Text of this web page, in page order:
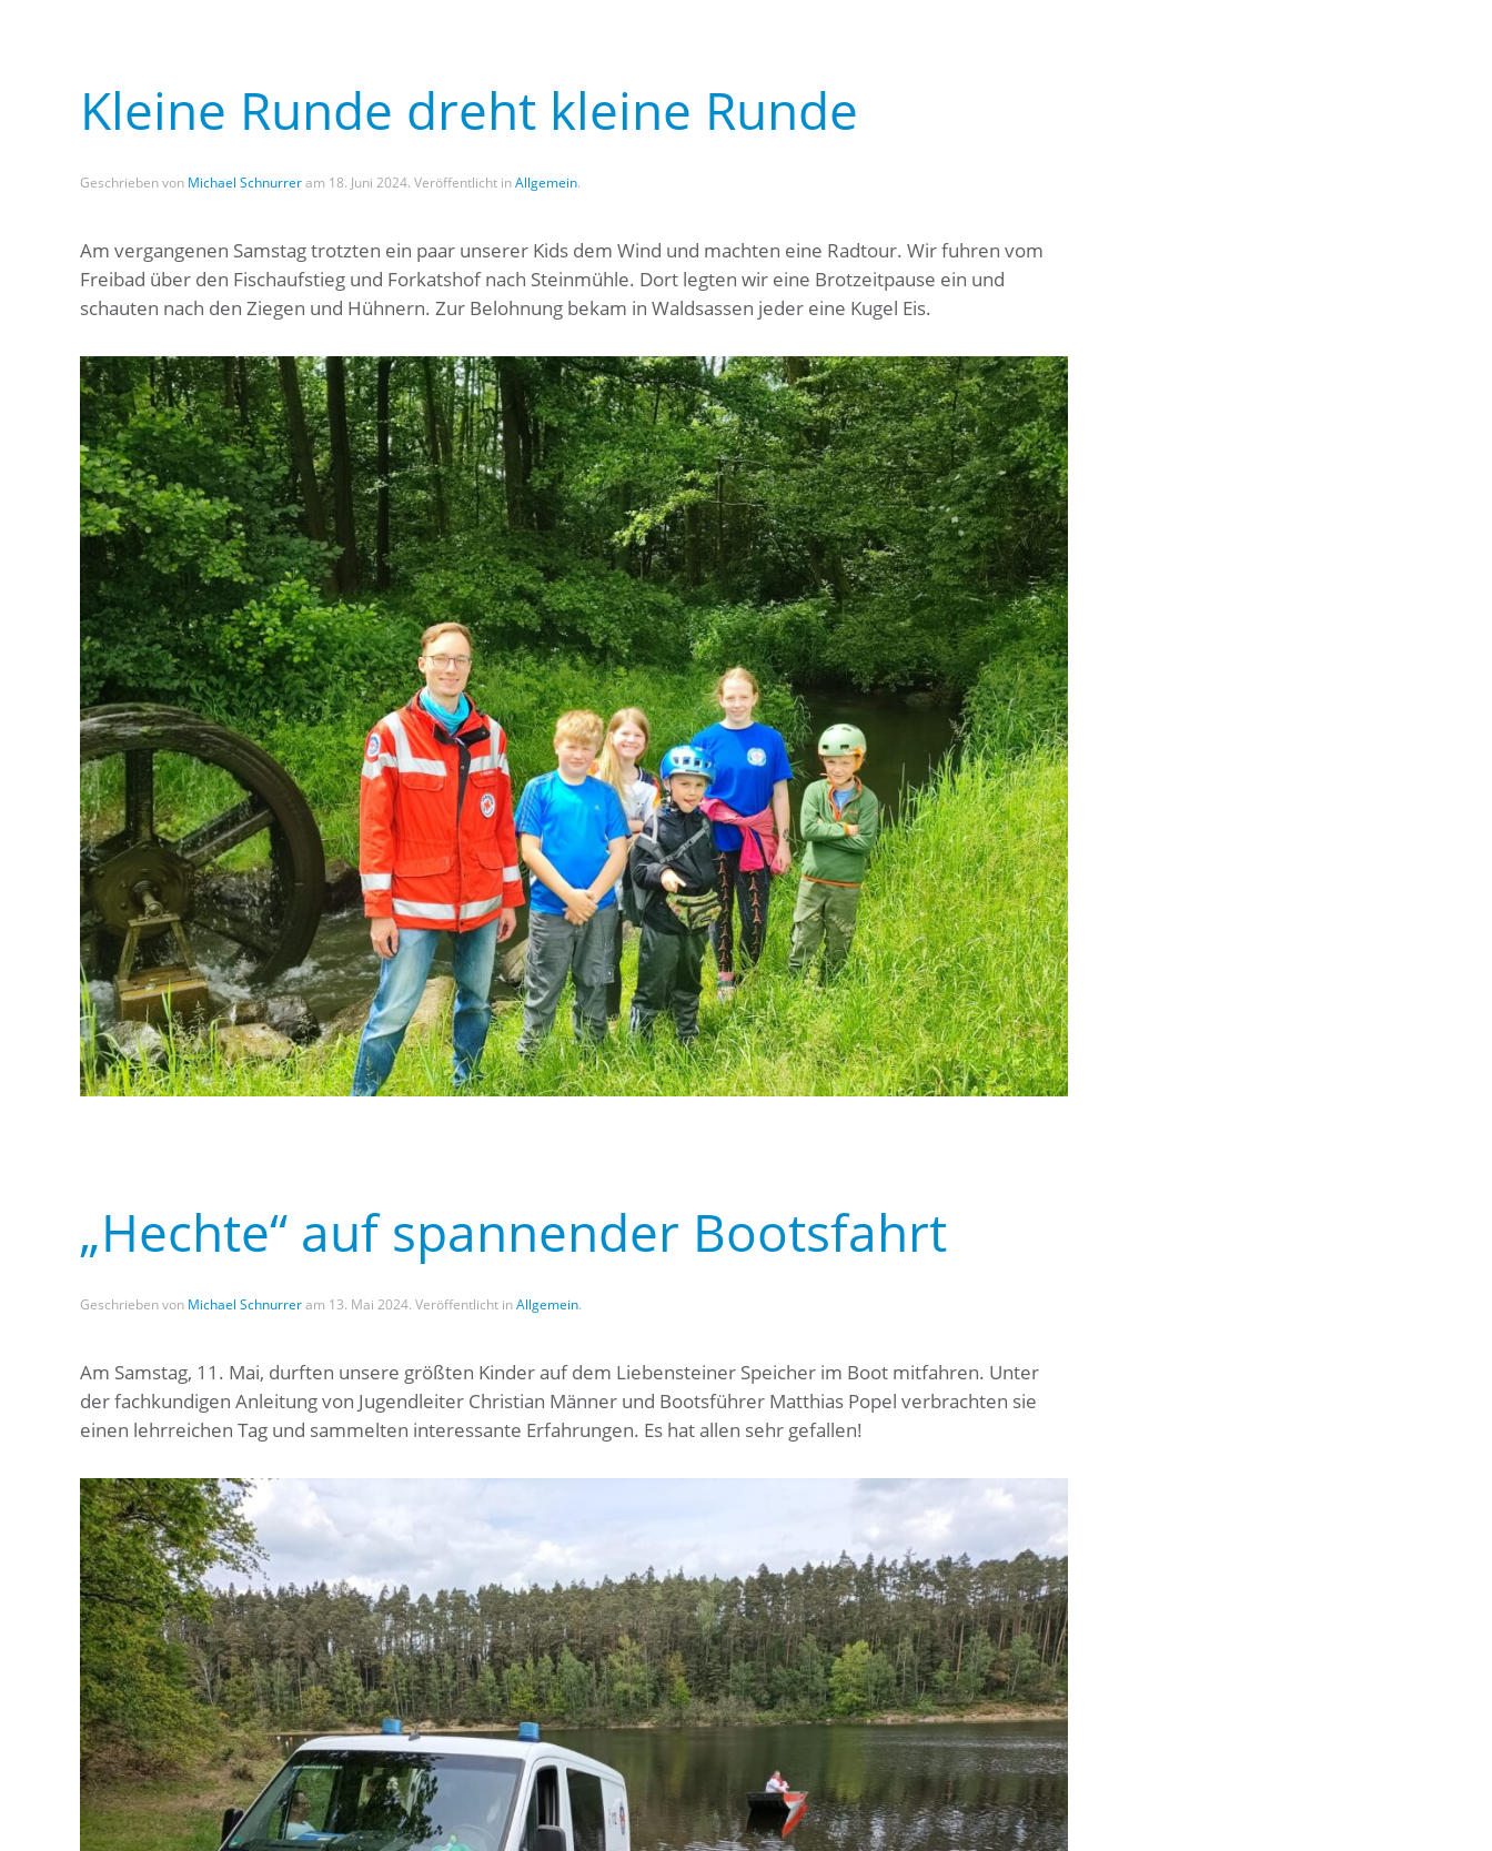
Kleine Runde dreht kleine Runde
Geschrieben von Michael Schnurreram 18. Juni 2024. Veröffentlicht inAllgemein.
Am vergangenen Samstag trotzten ein paar unserer Kids dem Wind und machten eine Radtour. Wir fuhren vom
Freibad über den Fischaufstieg und Forkatshof nach Steinmühle. Dort legten wir eine Brotzeitpause ein und
schauten nach den Ziegen und Hühnern. Zur Belohnung bekam in Waldsassen jeder eine Kugel Eis.
„Hechte“ auf spannender Bootsfahrt
Geschrieben von Michael Schnurreram 13. Mai 2024. Veröffentlicht inAllgemein.
Am Samstag, 11. Mai, durften unsere größten Kinder auf dem Liebensteiner Speicher im Boot mitfahren. Unter
der fachkundigen Anleitung von Jugendleiter Christian Männer und Bootsführer Matthias Popel verbrachten sie
einen lehrreichen Tag und sammelten interessante Erfahrungen. Es hat allen sehr gefallen!